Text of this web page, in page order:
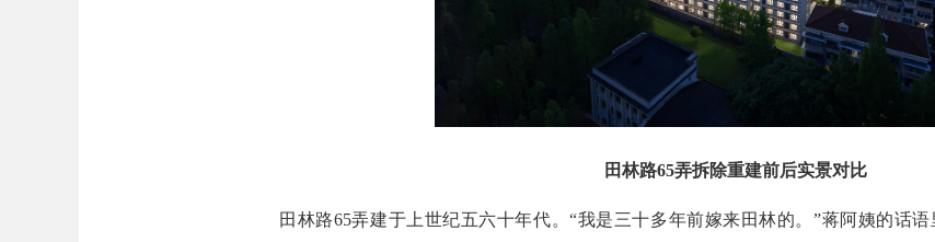
田林路65弄拆除重建前后实景对比
田林路65弄建于上世纪五六十年代。“我是三十多年前嫁来田林的。”蒋阿姨的话语